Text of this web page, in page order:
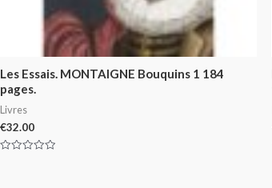
Les Essais. MONTAIGNE Bouquins 1 184
pages.
Livres
€32.00